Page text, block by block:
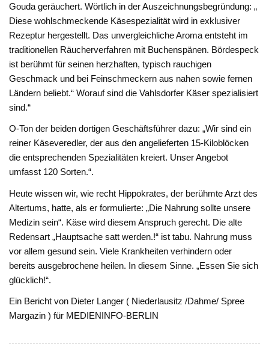
Gouda geräuchert. Wörtlich in der Auszeichnungsbegründung: „
Diese wohlschmeckende Käsespezialität wird in exklusiver
Rezeptur hergestellt. Das unvergleichliche Aroma entsteht im
traditionellen Räucherverfahren mit Buchenspänen. Bördespeck
ist berühmt für seinen herzhaften, typisch rauchigen
Geschmack und bei Feinschmeckern aus nahen sowie fernen
Ländern beliebt.“ Worauf sind die Vahlsdorfer Käser spezialisiert
sind.“
O-Ton der beiden dortigen Geschäftsführer dazu: „Wir sind ein
reiner Käseveredler, der aus den angelieferten 15-Kiloblöcken
die entsprechen­den Spezialitäten kreiert. Un­ser Angebot
umfasst 120 Sor­ten.“.
Heute wissen wir, wie recht Hippokrates, der berühmte Arzt des
Altertums, hatte, als er formulierte: „Die Nahrung sollte unsere
Medizin sein“. Käse wird diesem Anspruch gerecht. Die alte
Redensart „Hauptsa­che satt werden.!“ ist tabu. Nahrung muss
vor allem ge­sund sein. Viele Krankheiten verhindern oder
bereits ausge­brochene heilen. In diesem Sinne. „Essen Sie sich
glücklich!“.
Ein Bericht von Dieter Langer ( Niederlausitz /Dahme/ Spree
Margazin ) für MEDIENINFO-BERLIN